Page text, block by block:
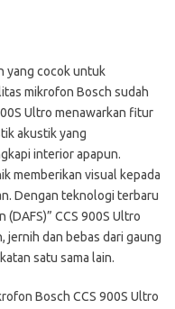
yang cocok untuk
mikrofon Bosch sudah
Ultro menawarkan fitur
akustik yang
interior apapun.
memberikan visual kepada
Dengan teknologi terbaru
CCS 900S Ultro
jernih dan bebas dari gaung
satu sama lain.
Bosch CCS 900S Ultro